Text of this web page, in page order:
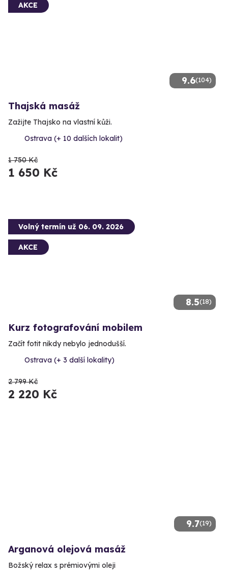
9.6(104)
AKCE
Thajská masáž
Zažijte Thajsko na vlastní kůži.
Ostrava (+ 10 dalších lokalit)
1 750 Kč
1 650 Kč
8.5(18)
Volný termín už 06. 09. 2026
AKCE
Kurz fotografování mobilem
Začít fotit nikdy nebylo jednodušší.
Ostrava (+ 3 další lokality)
2 799 Kč
2 220 Kč
9.7(19)
Arganová olejová masáž
Božský relax s prémiovými oleji